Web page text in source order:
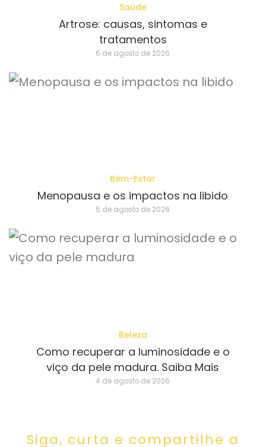
Saúde
Artrose: causas, sintomas e
tratamentos
6 de agosto de 2026
Bem-Estar
Menopausa e os impactos na libido
5 de agosto de 2026
Beleza
Como recuperar a luminosidade e o
viço da pele madura. Saiba Mais
4 de agosto de 2026
Siga, curta e compartilhe a